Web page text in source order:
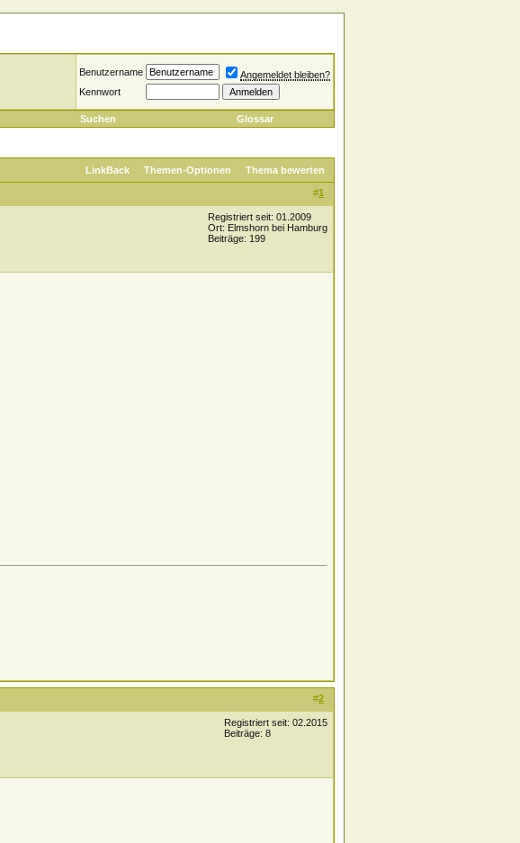
Benutzername
Angemeldet bleiben?
Kennwort
Suchen Glossar
LinkBack Themen-Optionen Thema bewerten
#1
Registriert seit: 01.2009
Ort: Elmshorn bei Hamburg
Beiträge: 199
#2
Registriert seit: 02.2015
Beiträge: 8